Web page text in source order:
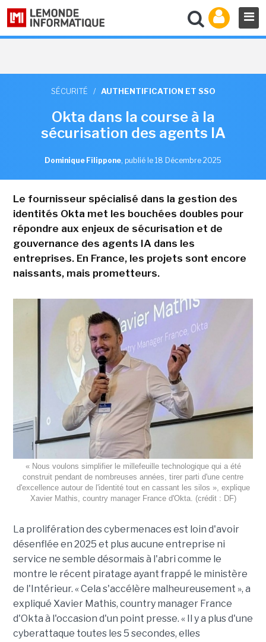
SÉCURITÉ / AUTHENTIFICATION ET SSO
Okta dans la course à la
sécurisation des agents IA
Dominique Filippone, publié le 18 Décembre 2025
Le fournisseur spécialisé dans la gestion des
identités Okta met les bouchées doubles pour
répondre aux enjeux de sécurisation et de
gouvernance des agents IA dans les
entreprises. En France, les projets sont encore
naissants, mais prometteurs.
« Nous voulons simplifier le millefeuille technologique qui a été
construit pendant de nombreuses années, tirer parti d'une centre
d'excellence autour de l'identité tout en cassant les silos », explique
Xavier Mathis, country manager France d'Okta. (crédit : DF)
La prolifération des cybermenaces est loin d'avoir
désenflée en 2025 et plus aucune entreprise ni
service ne semble désormais à l'abri comme le
montre le récent piratage ayant frappé le ministère
de l'Intérieur. « Cela s'accélère malheureusement », a
expliqué Xavier Mathis, country manager France
d'Okta à l'occasion d'un point presse. « Il y a plus d'une
cyberattaque toutes les 5 secondes, elles